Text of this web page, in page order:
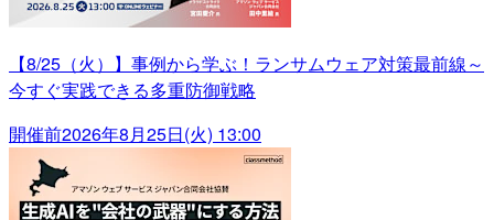
【8/25（火）】事例から学ぶ！ランサムウェア対策最前線～
今すぐ実践できる多重防御戦略
開催前2026年8月25日(火) 13:00